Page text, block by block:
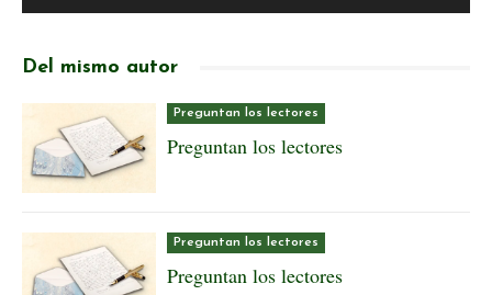
Del mismo autor
Preguntan los lectores
Preguntan los lectores
Preguntan los lectores
Preguntan los lectores